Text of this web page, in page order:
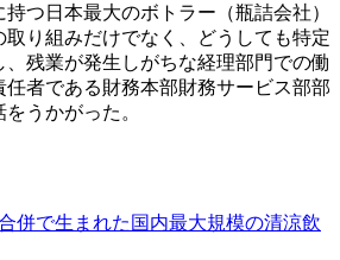
つ日本最大のボトラー（瓶詰会社）
り組みだけでなく、どうしても特定
残業が発生しがちな経理部門での働
任者である財務本部財務サービス部部
うかがった。
併で生まれた国内最大規模の清涼飲